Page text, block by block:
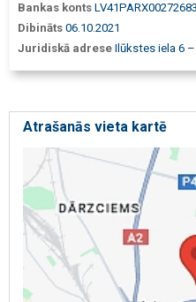
Bankas konts
Dibināts 06.10.2021
Juridiskā adrese Ilūkstes iela 6 –
Atrašanās vieta kartē